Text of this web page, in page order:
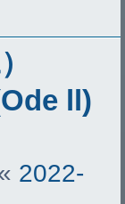
ll)
2022-